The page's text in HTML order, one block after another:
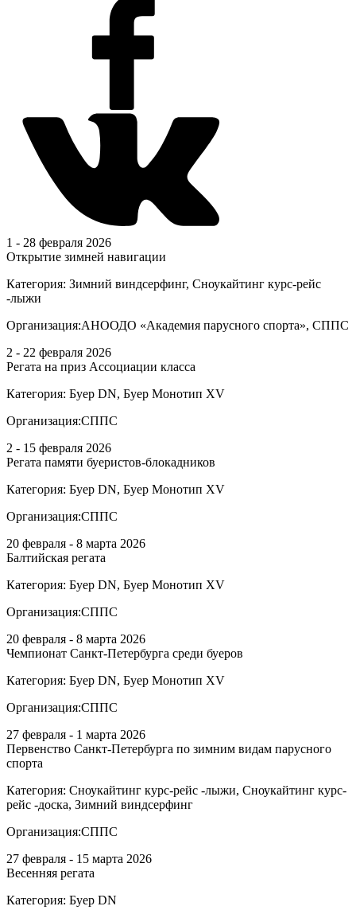
1 - 28 февраля 2026
Открытие зимней навигации
Категория: Зимний виндсерфинг, Сноукайтинг курс-рейс
-лыжи
Организация:АНООДО «Академия парусного спорта», СППС
2 - 22 февраля 2026
Регата на приз Ассоциации класса
Категория: Буер DN, Буер Монотип XV
Организация:СППС
2 - 15 февраля 2026
Регата памяти буеристов-блокадников
Категория: Буер DN, Буер Монотип XV
Организация:СППС
20 февраля - 8 марта 2026
Балтийская регата
Категория: Буер DN, Буер Монотип XV
Организация:СППС
20 февраля - 8 марта 2026
Чемпионат Санкт-Петербурга среди буеров
Категория: Буер DN, Буер Монотип XV
Организация:СППС
27 февраля - 1 марта 2026
Первенство Санкт-Петербурга по зимним видам парусного
спорта
Категория: Сноукайтинг курс-рейс -лыжи, Сноукайтинг курс-
рейс -доска, Зимний виндсерфинг
Организация:СППС
27 февраля - 15 марта 2026
Весенняя регата
Категория: Буер DN